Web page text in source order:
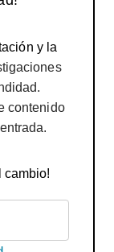
y la
contenido
cambio!